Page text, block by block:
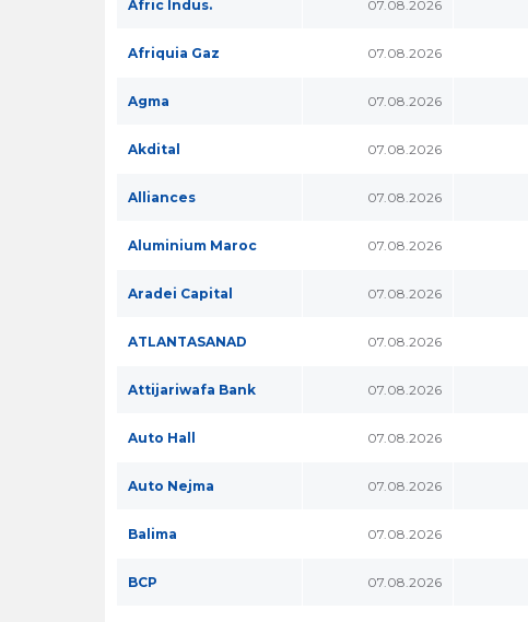
Afric Indus. 07.08.2026
Afriquia Gaz 07.08.2026
Agma 07.08.2026
Akdital 07.08.2026
Alliances 07.08.2026
Aluminium Maroc 07.08.2026
Aradei Capital 07.08.2026
ATLANTASANAD 07.08.2026
Attijariwafa Bank 07.08.2026
Auto Hall 07.08.2026
Auto Nejma 07.08.2026
Balima 07.08.2026
BCP 07.08.2026